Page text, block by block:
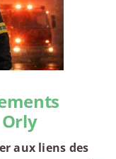
aux liens des